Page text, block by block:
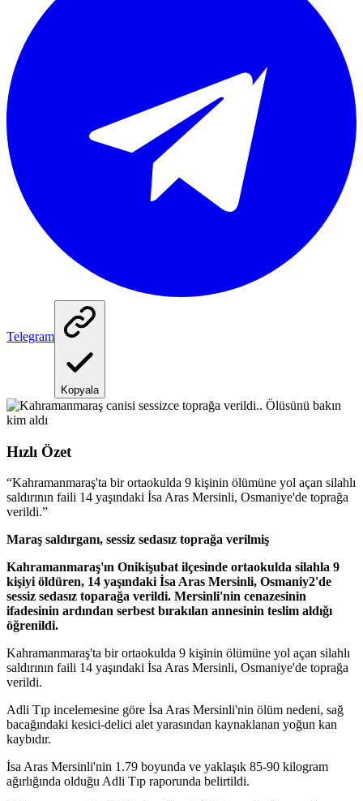
Telegram
Kopyala
Hızlı Özet
“Kahramanmaraş'ta bir ortaokulda 9 kişinin ölümüne yol açan silahlı
saldırının faili 14 yaşındaki İsa Aras Mersinli, Osmaniye'de toprağa
verildi.”
Maraş saldırganı, sessiz sedasız toprağa verilmiş
Kahramanmaraş'ın Onikişubat ilçesinde ortaokulda silahla 9
kişiyi öldüren, 14 yaşındaki İsa Aras Mersinli, Osmaniy2'de
sessiz sedasız toparağa verildi. Mersinli'nin cenazesinin
ifadesinin ardından serbest bırakılan annesinin teslim aldığı
öğrenildi.
Kahramanmaraş'ta bir ortaokulda 9 kişinin ölümüne yol açan silahlı
saldırının faili 14 yaşındaki İsa Aras Mersinli, Osmaniye'de toprağa
verildi.
Adli Tıp incelemesine göre İsa Aras Mersinli'nin ölüm nedeni, sağ
bacağındaki kesici-delici alet yarasından kaynaklanan yoğun kan
kaybıdır.
İsa Aras Mersinli'nin 1.79 boyunda ve yaklaşık 85-90 kilogram
ağırlığında olduğu Adli Tıp raporunda belirtildi.